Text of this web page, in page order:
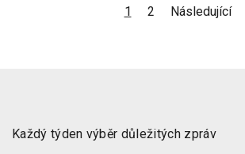
1 2 Následující
Každý týden výběr důležitých zpráv